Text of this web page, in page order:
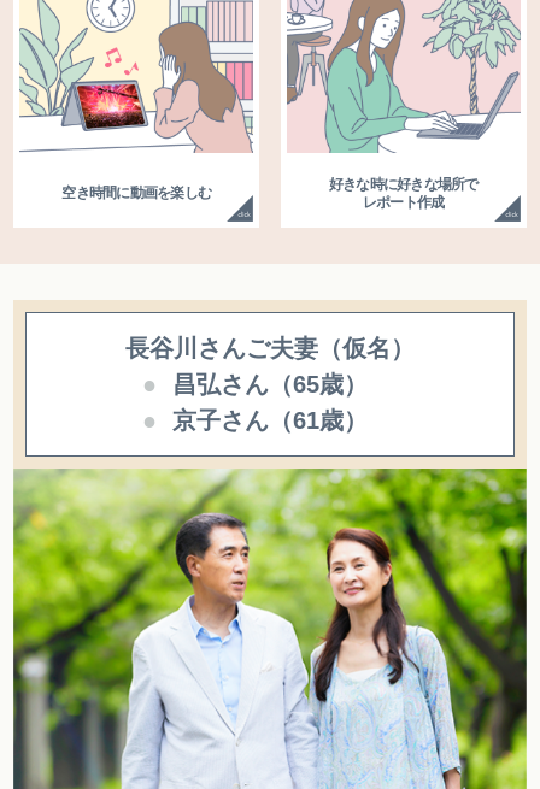
空き時間に動画を楽しむ
好きな時に好きな場所で
レポート作成
長谷川さんご夫妻（仮名）
昌弘さん（65歳）
京子さん（61歳）